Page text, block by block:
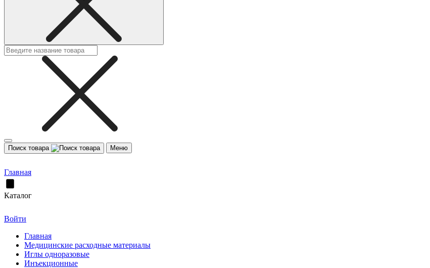
Поиск товара Меню
Главная
Каталог
Войти
Главная
Медицинские расходные материалы
Иглы одноразовые
Инъекционные